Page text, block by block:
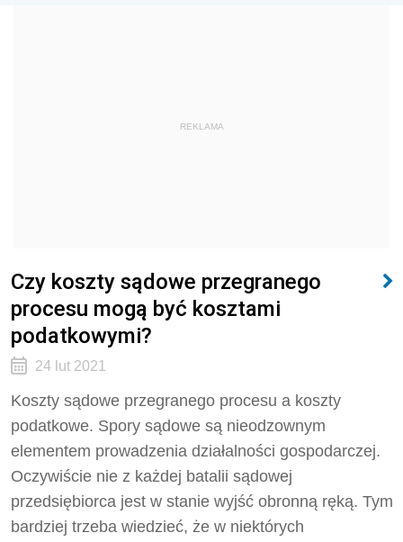
REKLAMA
Czy koszty sądowe przegranego
procesu mogą być kosztami
podatkowymi?
24 lut 2021
Koszty sądowe przegranego procesu a koszty
podatkowe. Spory sądowe są nieodzownym
elementem prowadzenia działalności gospodarczej.
Oczywiście nie z każdej batalii sądowej
przedsiębiorca jest w stanie wyjść obronną ręką. Tym
bardziej trzeba wiedzieć, że w niektórych